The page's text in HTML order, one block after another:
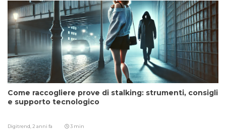
Come raccogliere prove di stalking: strumenti, consigli
e supporto tecnologico
Digitrend,2 anni fa 3 min